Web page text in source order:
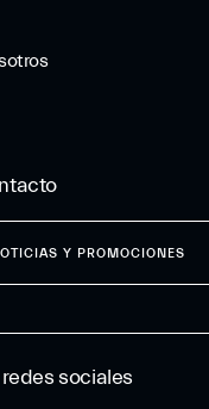
sociales
Y PROMOCIONES